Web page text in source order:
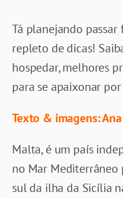
Tá planejando passar
repleto de dicas!
hospedar, melhores
para se apaixonar
Texto & imagens:
Malta, é um país
no Mar Mediterrâneo
sul da ilha da Sicília